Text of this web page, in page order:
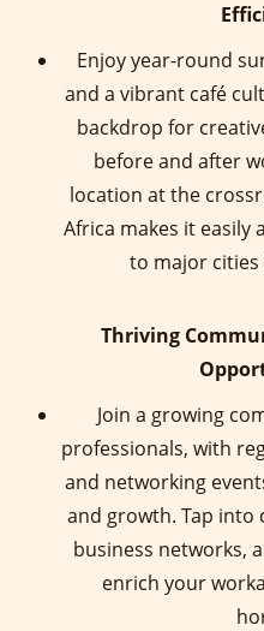
Enjoy year-round
and a vibrant café
backdrop for
before and after
location at the
Africa makes it easily
to major cities
Thriving
Join a growing
professionals, with
and networking
and growth. Tap into
business networks,
enrich your